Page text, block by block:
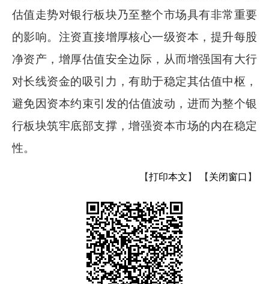
估值走势对银行板块乃至整个市场具有非常重要
的影响。注资直接增厚核心一级资本，提升每股
净资产，增厚估值安全边际，从而增强国有大行
对长线资金的吸引力，有助于稳定其估值中枢，
避免因资本约束引发的估值波动，进而为整个银
行板块筑牢底部支撑，增强资本市场的内在稳定
性。
【打印本文 】 【 关闭窗口 】